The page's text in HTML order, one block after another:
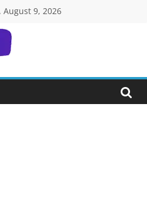
August 9, 2026